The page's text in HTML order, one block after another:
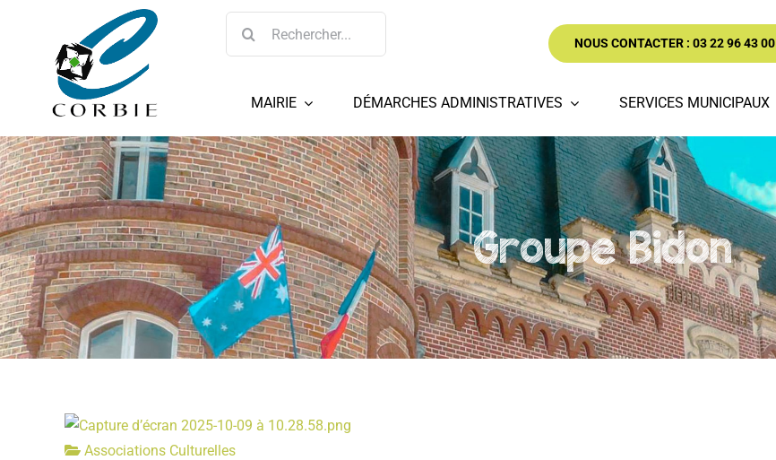
Rechercher:
NOUS CONTACTER : 03 22 96 43 00
MAIRIE DÉMARCHES ADMINISTRATIVES SERVICES MUNICIPAUX
Groupe Bidon
Associations Culturelles